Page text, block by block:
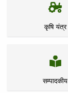
कृषि यंत्र
सम्पादकीय